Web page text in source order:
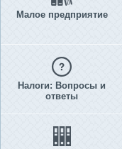
Малое предприятие
Налоги: Вопросы и
ответы